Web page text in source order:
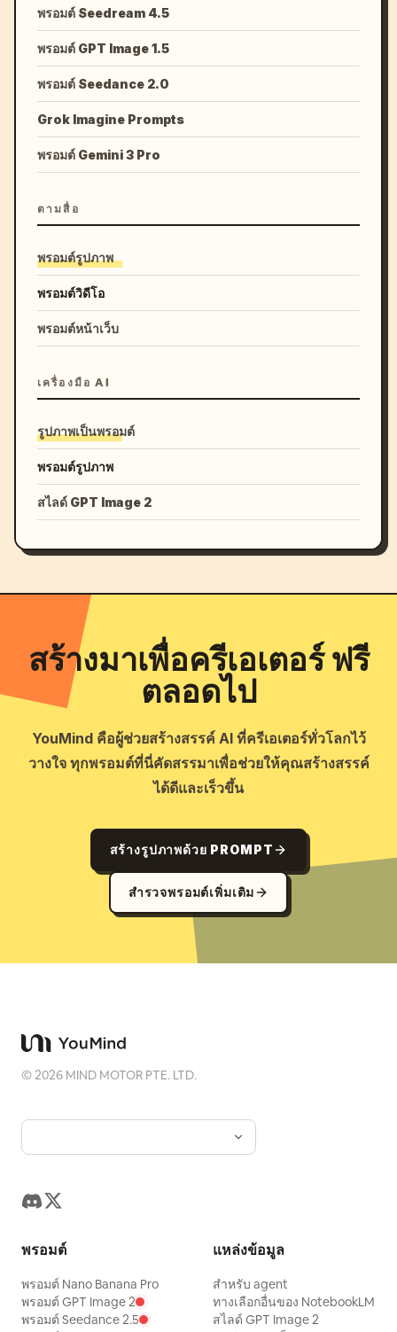
พรอมต์ Seedream 4.5
พรอมต์ GPT Image 1.5
พรอมต์ Seedance 2.0
Grok Imagine Prompts
พรอมต์ Gemini 3 Pro
ตามสื่อ
พรอมต์รูปภาพ
พรอมต์วิดีโอ
พรอมต์หน้าเว็บ
เครื่องมือ AI
รูปภาพเป็นพรอมต์
พรอมต์รูปภาพ
สไลด์ GPT Image 2
สร้างมาเพื่อครีเอเตอร์ ฟรี
ตลอดไป
YouMind คือผู้ช่วยสร้างสรรค์ AI ที่ครีเอเตอร์ทั่วโลกไว้
วางใจ ทุกพรอมต์ที่นี่คัดสรรมาเพื่อช่วยให้คุณสร้างสรรค์
ได้ดีและเร็วขึ้น
สร้างรูปภาพด้วย PROMPT
สำรวจพรอมต์เพิ่มเติม
©2026 MIND MOTOR PTE. LTD.
พรอมต์
พรอมต์ Nano Banana Pro
พรอมต์ GPT Image 2
พรอมต์ Seedance 2.5
แหล่งข้อมูล
สำหรับ agent
ทางเลือกอื่นของ NotebookLM
สไลด์ GPT Image 2